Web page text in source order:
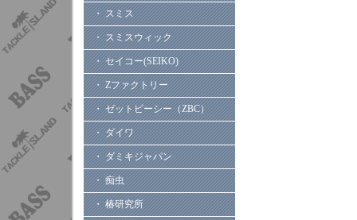
・ スミス
・ スミスウィック
・ セイコー(SEIKO)
・ Zファクトリー
・ ゼットビーシー（ZBC）
・ ダイワ
・ ダミキジャパン
・ 痴虫
・ 椿研究所